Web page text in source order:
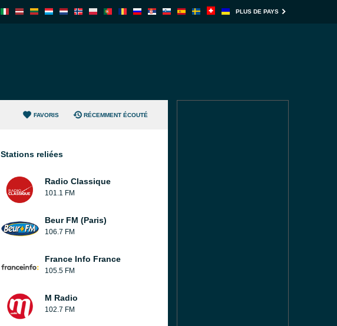
PLUS DE PAYS
FAVORIS RÉCEMMENT ÉCOUTÉ
Stations reliées
Radio Classique
101.1 FM
Beur FM (Paris)
106.7 FM
France Info France
105.5 FM
M Radio
102.7 FM